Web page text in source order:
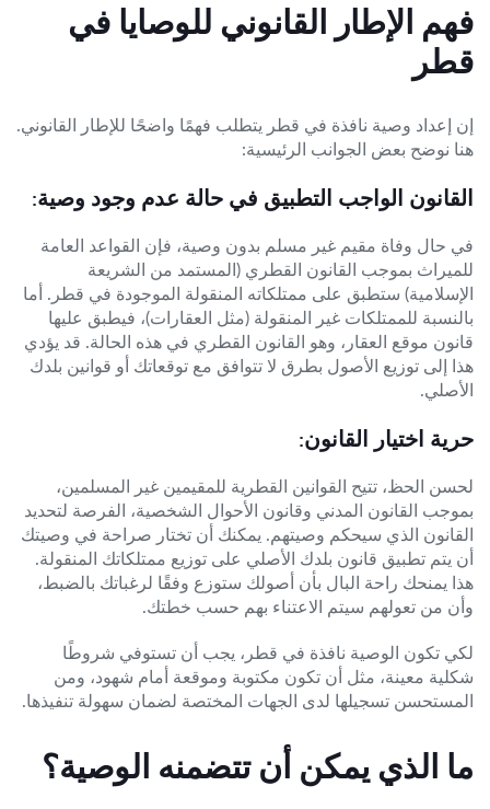
فهم الإطار القانوني للوصايا في
قطر
إن إعداد وصية نافذة في قطر يتطلب فهمًا واضحًا للإطار القانوني.
هنا نوضح بعض الجوانب الرئيسية:
القانون الواجب التطبيق في حالة عدم وجود وصية:
في حال وفاة مقيم غير مسلم بدون وصية، فإن القواعد العامة
للميراث بموجب القانون القطري (المستمد من الشريعة
الإسلامية) ستطبق على ممتلكاته المنقولة الموجودة في قطر. أما
بالنسبة للممتلكات غير المنقولة (مثل العقارات)، فيطبق عليها
قانون موقع العقار، وهو القانون القطري في هذه الحالة. قد يؤدي
هذا إلى توزيع الأصول بطرق لا تتوافق مع توقعاتك أو قوانين بلدك
الأصلي.
حرية اختيار القانون:
لحسن الحظ، تتيح القوانين القطرية للمقيمين غير المسلمين،
بموجب القانون المدني وقانون الأحوال الشخصية، الفرصة لتحديد
القانون الذي سيحكم وصيتهم. يمكنك أن تختار صراحة في وصيتك
أن يتم تطبيق قانون بلدك الأصلي على توزيع ممتلكاتك المنقولة.
هذا يمنحك راحة البال بأن أصولك ستوزع وفقًا لرغباتك بالضبط،
وأن من تعولهم سيتم الاعتناء بهم حسب خطتك.
لكي تكون الوصية نافذة في قطر، يجب أن تستوفي شروطًا
شكلية معينة، مثل أن تكون مكتوبة وموقعة أمام شهود، ومن
المستحسن تسجيلها لدى الجهات المختصة لضمان سهولة تنفيذها.
ما الذي يمكن أن تتضمنه الوصية؟